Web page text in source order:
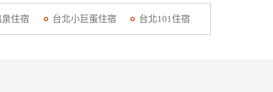
住宿 台北小巨蛋住宿 台北101住宿